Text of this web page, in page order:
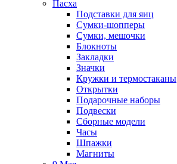
Пасха
Подставки для яиц
Сумки-шопперы
Сумки, мешочки
Блокноты
Закладки
Значки
Кружки и термостаканы
Открытки
Подарочные наборы
Подвески
Сборные модели
Часы
Шпажки
Магниты